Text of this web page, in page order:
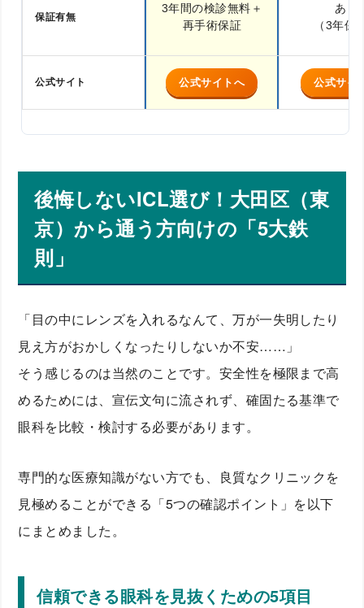
保証有無
3年間の検診無料＋
再手術保証
あり
（3年保
公式サイト 公式サイトへ 公式サイ
後悔しないICL選び！大田区（東
京）から通う方向けの「5大鉄
則」
「目の中にレンズを入れるなんて、万が一失明したり
見え方がおかしくなったりしないか不安……」
そう感じるのは当然のことです。安全性を極限まで高
めるためには、宣伝文句に流されず、確固たる基準で
眼科を比較・検討する必要があります。
専門的な医療知識がない方でも、良質なクリニックを
見極めることができる「5つの確認ポイント」を以下
にまとめました。
信頼できる眼科を見抜くための5項目